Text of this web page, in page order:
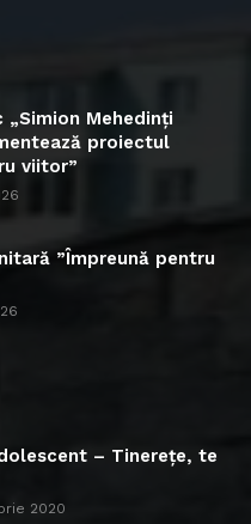
„Simion Mehedinți
proiectul
viitor”
”Împreună pentru
– Tinerețe, te
2020